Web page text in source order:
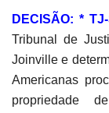
DECISÃO: *
Tribunal de
Joinville e
Americanas
propriedade